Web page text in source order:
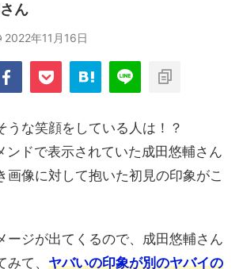
ん
2022年11月16日
うな笑顔をしている人は！？
ドで表示されていた成田悠輔さん
画像に対して抱いた初見の印象がこ
ージが出てくるので、成田悠輔さん
て、 ヤバいの印象が別のヤバイの